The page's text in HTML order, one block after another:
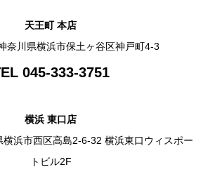
天王町 本店
奈川県横浜市保土ヶ谷区神戸町4-3
045-333-3751
横浜 東口店
浜市西区高島2-6-32 横浜東口ウィスポー
トビル2F